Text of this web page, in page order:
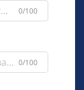
0/100
0/100